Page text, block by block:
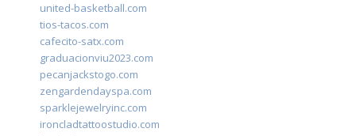
united-basketball.com
tios-tacos.com
cafecito-satx.com
graduacionviu2023.com
pecanjackstogo.com
zengardendayspa.com
sparklejewelryinc.com
ironcladtattoostudio.com